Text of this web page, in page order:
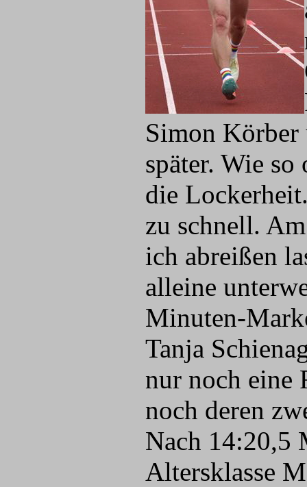
Simon Körber
später. Wie
die
zu schnell.
ich abreißen
alleine
Minuten-
Tanja
nur noch eine
noch deren
Nach 14:20,5
Altersklasse